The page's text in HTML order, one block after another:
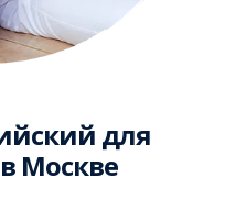
для
Москве